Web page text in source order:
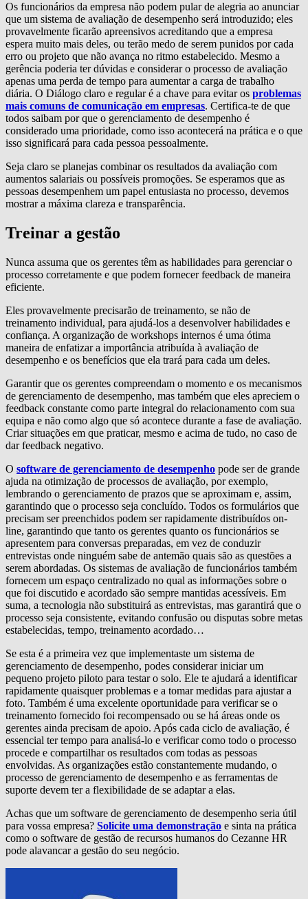
Os funcionários da empresa não podem pular de alegria ao anunciar
que um sistema de avaliação de desempenho será introduzido; eles
provavelmente ficarão apreensivos acreditando que a empresa
espera muito mais deles, ou terão medo de serem punidos por cada
erro ou projeto que não avança no ritmo estabelecido. Mesmo a
gerência poderia ter dúvidas e considerar o processo de avaliação
apenas uma perda de tempo para aumentar a carga de trabalho
diária. O Diálogo claro e regular é a chave para evitar os problemas
mais comuns de comunicação em empresas. Certifica-te de que
todos saibam por que o gerenciamento de desempenho é
considerado uma prioridade, como isso acontecerá na prática e o que
isso significará para cada pessoa pessoalmente.
Seja claro se planejas combinar os resultados da avaliação com
aumentos salariais ou possíveis promoções. Se esperamos que as
pessoas desempenhem um papel entusiasta no processo, devemos
mostrar a máxima clareza e transparência.
Treinar a gestão
Nunca assuma que os gerentes têm as habilidades para gerenciar o
processo corretamente e que podem fornecer feedback de maneira
eficiente.
Eles provavelmente precisarão de treinamento, se não de
treinamento individual, para ajudá-los a desenvolver habilidades e
confiança. A organização de workshops internos é uma ótima
maneira de enfatizar a importância atribuída à avaliação de
desempenho e os benefícios que ela trará para cada um deles.
Garantir que os gerentes compreendam o momento e os mecanismos
de gerenciamento de desempenho, mas também que eles apreciem o
feedback constante como parte integral do relacionamento com sua
equipa e não como algo que só acontece durante a fase de avaliação.
Criar situações em que praticar, mesmo e acima de tudo, no caso de
dar feedback negativo.
O software de gerenciamento de desempenho pode ser de grande
ajuda na otimização de processos de avaliação, por exemplo,
lembrando o gerenciamento de prazos que se aproximam e, assim,
garantindo que o processo seja concluído. Todos os formulários que
precisam ser preenchidos podem ser rapidamente distribuídos on-
line, garantindo que tanto os gerentes quanto os funcionários se
apresentem para conversas preparadas, em vez de conduzir
entrevistas onde ninguém sabe de antemão quais são as questões a
serem abordadas. Os sistemas de avaliação de funcionários também
fornecem um espaço centralizado no qual as informações sobre o
que foi discutido e acordado são sempre mantidas acessíveis. Em
suma, a tecnologia não substituirá as entrevistas, mas garantirá que o
processo seja consistente, evitando confusão ou disputas sobre metas
estabelecidas, tempo, treinamento acordado…
Se esta é a primeira vez que implementaste um sistema de
gerenciamento de desempenho, podes considerar iniciar um
pequeno projeto piloto para testar o solo. Ele te ajudará a identificar
rapidamente quaisquer problemas e a tomar medidas para ajustar a
foto. Também é uma excelente oportunidade para verificar se o
treinamento fornecido foi recompensado ou se há áreas onde os
gerentes ainda precisam de apoio. Após cada ciclo de avaliação, é
essencial ter tempo para analisá-lo e verificar como todo o processo
procede e compartilhar os resultados com todas as pessoas
envolvidas. As organizações estão constantemente mudando, o
processo de gerenciamento de desempenho e as ferramentas de
suporte devem ter a flexibilidade de se adaptar a elas.
Achas que um software de gerenciamento de desempenho seria útil
para vossa empresa? Solicite uma demonstração e sinta na prática
como o software de gestão de recursos humanos do Cezanne HR
pode alavancar a gestão do seu negócio.